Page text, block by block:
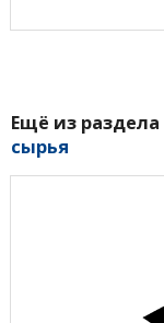
Ещё из раздела
сырья